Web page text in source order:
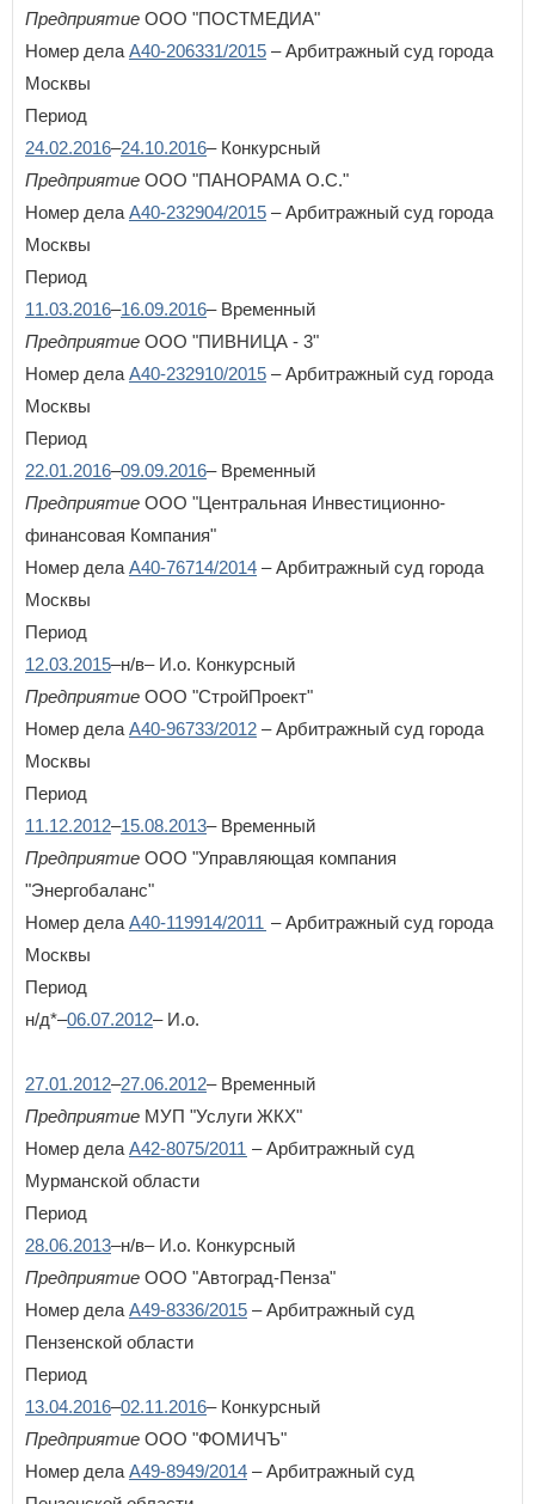
Предприятие ООО "ПОСТМЕДИА"
Номер дела А40-206331/2015 – Арбитражный суд города
Москвы
Период
24.02.2016–24.10.2016– Конкурсный
Предприятие ООО "ПАНОРАМА О.С."
Номер дела А40-232904/2015 – Арбитражный суд города
Москвы
Период
11.03.2016–16.09.2016– Временный
Предприятие ООО "ПИВНИЦА - 3"
Номер дела А40-232910/2015 – Арбитражный суд города
Москвы
Период
22.01.2016–09.09.2016– Временный
Предприятие ООО "Центральная Инвестиционно-
финансовая Компания"
Номер дела А40-76714/2014 – Арбитражный суд города
Москвы
Период
12.03.2015–н/в– И.о. Конкурсный
Предприятие ООО "СтройПроект"
Номер дела А40-96733/2012 – Арбитражный суд города
Москвы
Период
11.12.2012–15.08.2013– Временный
Предприятие ООО "Управляющая компания
"Энергобаланс"
Номер дела А40-119914/2011 – Арбитражный суд города
Москвы
Период
н/д*–06.07.2012– И.о.
27.01.2012–27.06.2012– Временный
Предприятие МУП "Услуги ЖКХ"
Номер дела А42-8075/2011 – Арбитражный суд
Мурманской области
Период
28.06.2013–н/в– И.о. Конкурсный
Предприятие ООО "Автоград-Пенза"
Номер дела А49-8336/2015 – Арбитражный суд
Пензенской области
Период
13.04.2016–02.11.2016– Конкурсный
Предприятие ООО "ФОМИЧЪ"
Номер дела А49-8949/2014 – Арбитражный суд
Заголовок модального окна
Имя пользователя:
Забыли пароль?
Пароль:
Если вы АУ, то зарегистрируйтесь
восстановите паральлибо отправьте заявку на